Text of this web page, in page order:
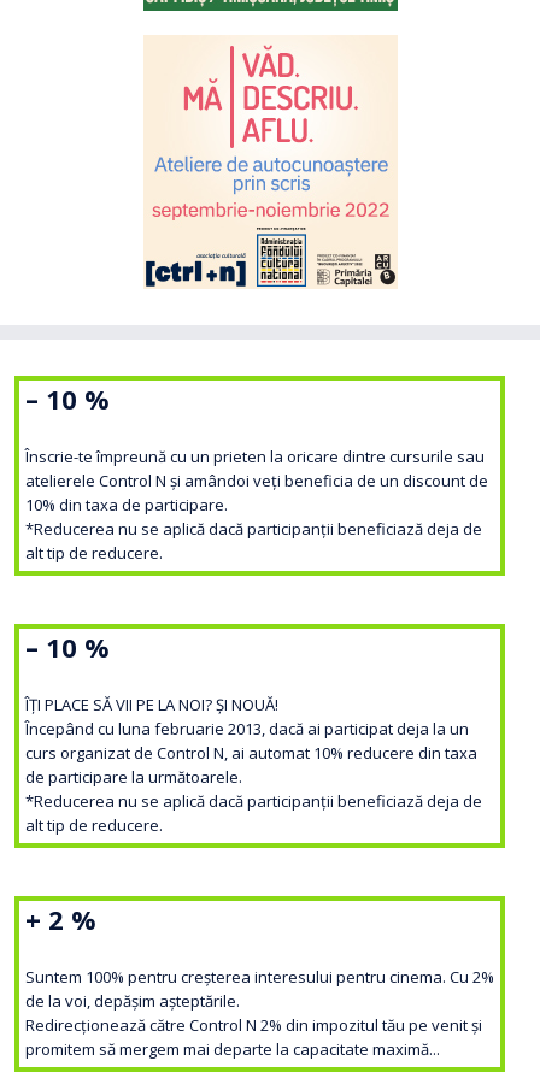
– 10 %
Înscrie-te împreună cu un prieten la oricare dintre cursurile sau
atelierele Control N și amândoi veți beneficia de un discount de
10% din taxa de participare.
*Reducerea nu se aplică dacă participanții beneficiază deja de
alt tip de reducere.
– 10 %
ÎȚI PLACE SĂ VII PE LA NOI? ȘI NOUĂ!
Începând cu luna februarie 2013, dacă ai participat deja la un
curs organizat de Control N, ai automat 10% reducere din taxa
de participare la următoarele.
*Reducerea nu se aplică dacă participanții beneficiază deja de
alt tip de reducere.
+ 2 %
Suntem 100% pentru creșterea interesului pentru cinema. Cu 2%
de la voi, depășim așteptările.
Redirecționează către Control N 2% din impozitul tău pe venit și
promitem să mergem mai departe la capacitate maximă...